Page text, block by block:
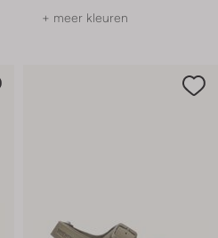
+ meer kleuren